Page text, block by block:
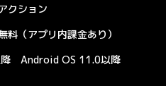
クション
料（アプリ内課金あり）
Android OS 11.0以降